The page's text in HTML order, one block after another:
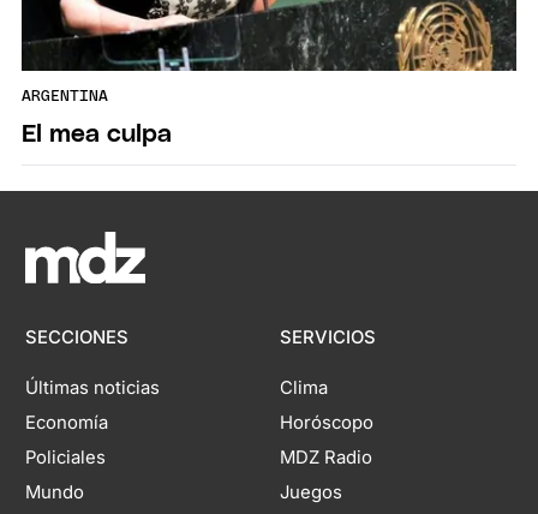
ARGENTINA
El mea culpa
SECCIONES
Últimas noticias
Economía
Policiales
Mundo
SERVICIOS
Clima
Horóscopo
MDZ Radio
Juegos